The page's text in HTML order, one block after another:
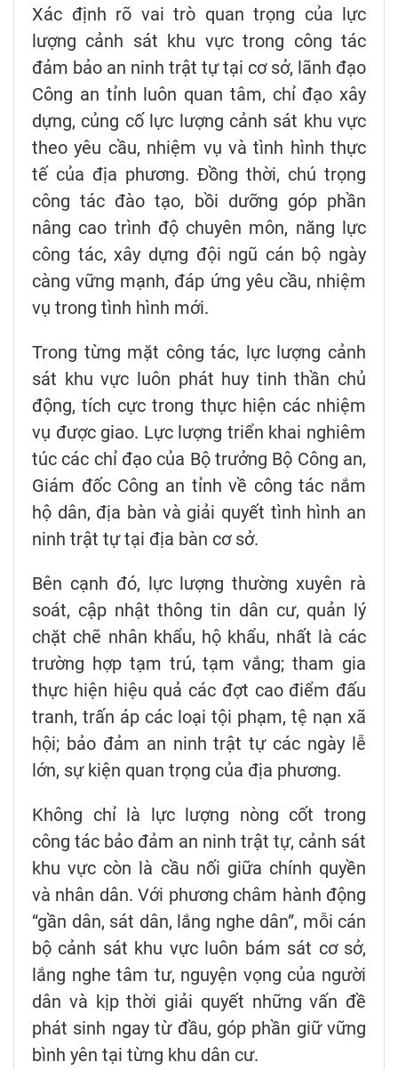
Xác định rõ vai trò quan trọng của lực
lượng cảnh sát khu vực trong công tác
đảm bảo an ninh trật tự tại cơ sở, lãnh đạo
Công an tỉnh luôn quan tâm, chỉ đạo xây
dựng, củng cố lực lượng cảnh sát khu vực
theo yêu cầu, nhiệm vụ và tình hình thực
tế của địa phương. Đồng thời, chú trọng
công tác đào tạo, bồi dưỡng góp phần
nâng cao trình độ chuyên môn, năng lực
công tác, xây dựng đội ngũ cán bộ ngày
càng vững mạnh, đáp ứng yêu cầu, nhiệm
vụ trong tình hình mới.
Trong từng mặt công tác, lực lượng cảnh
sát khu vực luôn phát huy tinh thần chủ
động, tích cực trong thực hiện các nhiệm
vụ được giao. Lực lượng triển khai nghiêm
túc các chỉ đạo của Bộ trưởng Bộ Công an,
Giám đốc Công an tỉnh về công tác nắm
hộ dân, địa bàn và giải quyết tình hình an
ninh trật tự tại địa bàn cơ sở.
Bên cạnh đó, lực lượng thường xuyên rà
soát, cập nhật thông tin dân cư, quản lý
chặt chẽ nhân khẩu, hộ khẩu, nhất là các
trường hợp tạm trú, tạm vắng; tham gia
thực hiện hiệu quả các đợt cao điểm đấu
tranh, trấn áp các loại tội phạm, tệ nạn xã
hội; bảo đảm an ninh trật tự các ngày lễ
lớn, sự kiện quan trọng của địa phương.
Không chỉ là lực lượng nòng cốt trong
công tác bảo đảm an ninh trật tự, cảnh sát
khu vực còn là cầu nối giữa chính quyền
và nhân dân. Với phương châm hành động
“gần dân, sát dân, lắng nghe dân”, mỗi cán
bộ cảnh sát khu vực luôn bám sát cơ sở,
lắng nghe tâm tư, nguyện vọng của người
dân và kịp thời giải quyết những vấn đề
phát sinh ngay từ đầu, góp phần giữ vững
bình yên tại từng khu dân cư.